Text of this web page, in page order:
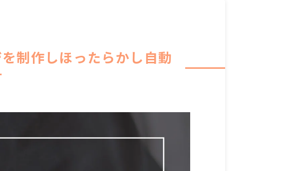
制作しほったらかし自動